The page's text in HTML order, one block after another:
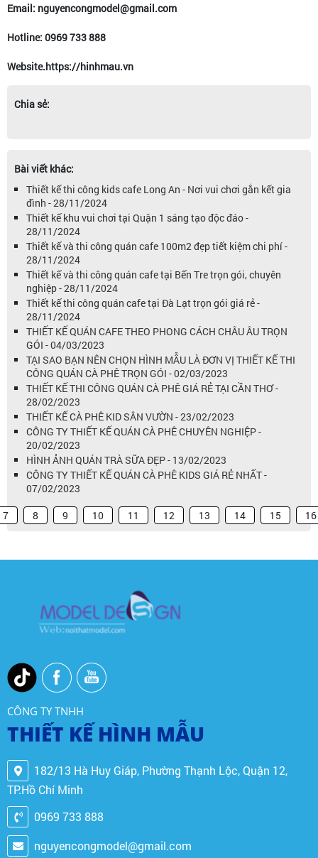
Email: nguyencongmodel@gmail.com
Hotline: 0969 733 888
Website.https://hinhmau.vn
Chia sẻ:
Bài viết khác:
Thiết kế thi công kids cafe Long An - Nơi vui chơi gắn kết gia
đình - 28/11/2024
Thiết kế khu vui chơi tại Quận 1 sáng tạo độc đáo -
28/11/2024
Thiết kế và thi công quán cafe 100m2 đẹp tiết kiệm chi phí -
28/11/2024
Thiết kế và thi công quán cafe tại Bến Tre trọn gói, chuyên
nghiệp - 28/11/2024
Thiết kế thi công quán cafe tại Đà Lạt trọn gói giá rẻ -
28/11/2024
THIẾT KẾ QUÁN CAFE THEO PHONG CÁCH CHÂU ÂU TRỌN
GÓI - 04/03/2023
TẠI SAO BẠN NÊN CHỌN HÌNH MẪU LÀ ĐƠN VỊ THIẾT KẾ THI
CÔNG QUÁN CÀ PHÊ TRỌN GÓI - 02/03/2023
THIẾT KẾ THI CÔNG QUÁN CÀ PHÊ GIÁ RẺ TẠI CẦN THƠ -
28/02/2023
THIẾT KẾ CÀ PHÊ KID SÂN VƯỜN - 23/02/2023
CÔNG TY THIẾT KẾ QUÁN CÀ PHÊ CHUYÊN NGHIỆP -
20/02/2023
HÌNH ẢNH QUÁN TRÀ SỮA ĐẸP - 13/02/2023
CÔNG TY THIẾT KẾ QUÁN CÀ PHÊ KIDS GIÁ RẺ NHẤT -
07/02/2023
7 8 9 10 11 12 13 14 15 16
CÔNG TY TNHH
THIẾT KẾ HÌNH MẪU
182/13 Hà Huy Giáp, Phường Thạnh Lộc, Quận 12,
TP.Hồ Chí Minh
0969 733 888
nguyencongmodel@gmail.com